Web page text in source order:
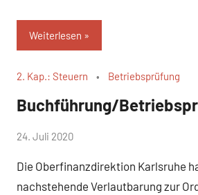
Weiterlesen
2. Kap.: Steuern Betriebsprüfung
Buchführung/
von
Doll
24. Juli 2020
Die Oberfinanzdirektion Karlsruhe
nachstehende Verlautbarung zur